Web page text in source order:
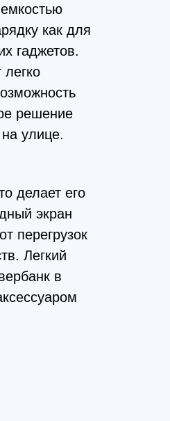
как для
гаджетов.
решение
улице.
делает его
экран
перегрузок
Легкий
в